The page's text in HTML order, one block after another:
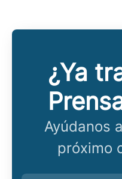
¿Ya
Ayúdanos
próximo